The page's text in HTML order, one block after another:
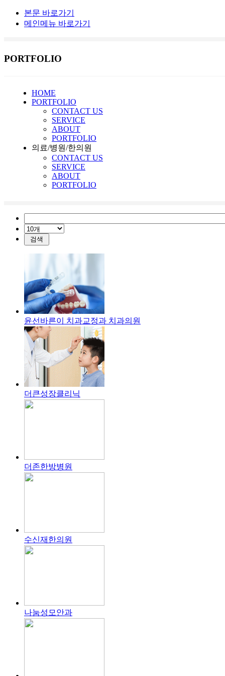
본문 바로가기
메인메뉴 바로가기
PORTFOLIO
HOME
PORTFOLIO
CONTACT US
SERVICE
ABOUT
PORTFOLIO
의료/병원/한의원
CONTACT US
SERVICE
ABOUT
PORTFOLIO
윤선바른이 치과교정과 치과의원
더큰성장클리닉
더존한방병원
수신재한의원
나눔성모안과